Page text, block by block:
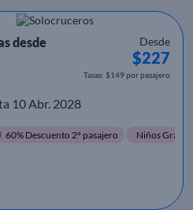
desde
Desde
$227
Tasas: $149 por pasajero
10 Abr. 2028
60% Descuento 2º pasajero Niños Gratis